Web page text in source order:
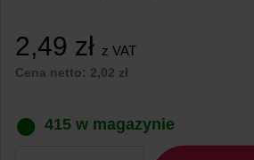
2,49 zł z VAT
Cena netto: 2,02 zł
415 w magazynie